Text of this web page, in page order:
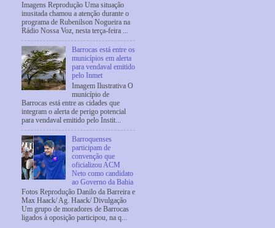
Imagens Reprodução Uma situação
inusitada chamou a atenção durante o
programa de Rubenilson Nogueira na
Rádio Nossa Voz, nesta terça-feira ...
Barrocas está entre os
municípios em alerta
para vendaval emitido
pelo Inmet
Imagem Ilustrativa O
município de
Barrocas está entre as cidades que
integram o alerta de perigo potencial
para vendaval emitido pelo Instit...
Barroquenses
participam de
convenção que
oficializou ACM
Neto como candidato
ao Governo da Bahia
Fotos Reprodução Danilo da Barreira e
Max Haack/ Ag. Haack/ Divulgação
Um grupo de moradores de Barrocas
ligados à oposição participou, na q...